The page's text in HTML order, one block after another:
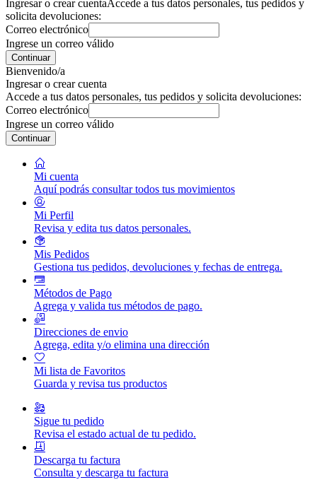
Ingresar o crear cuentaAccede a tus datos personales, tus pedidos y
solicita devoluciones:
Correo electrónico
Ingrese un correo válido
Continuar
Bienvenido/a
Ingresar o crear cuenta
Accede a tus datos personales, tus pedidos y solicita devoluciones:
Correo electrónico
Ingrese un correo válido
Continuar
Mi cuenta
Aquí podrás consultar todos tus movimientos
Mi Perfil
Revisa y edita tus datos personales.
Mis Pedidos
Gestiona tus pedidos, devoluciones y fechas de entrega.
Métodos de Pago
Agrega y valida tus métodos de pago.
Direcciones de envio
Agrega, edita y/o elimina una dirección
Mi lista de Favoritos
Guarda y revisa tus productos
Sigue tu pedido
Revisa el estado actual de tu pedido.
Descarga tu factura
Consulta y descarga tu factura